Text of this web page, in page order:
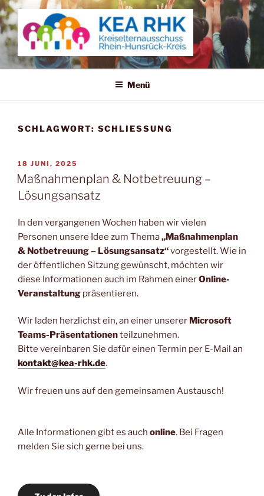
Zum
Inhalt
springen
KREISELTERNAUSSCHUSS
RHEIN-HUNSRÜCK-KREIS
Menü
SCHLAGWORT: SCHLIESSUNG
VERÖFFENTLICHT
AM
18 JUNI, 2025
Maßnahmenplan & Notbetreuung –
Lösungsansatz
In den vergangenen Wochen haben wir vielen
Personen unsere Idee zum Thema„Maßnahmenplan
& Notbetreuung – Lösungsansatz“vorgestellt. Wie in
der öffentlichen Sitzung gewünscht, möchten wir
diese Informationen auch im Rahmen einerOnline-
Veranstaltung präsentieren.
Wir laden herzlichst ein, an einer unserer Microsoft
Teams-Präsentationenteilzunehmen.
Bitte vereinbaren Sie dafür einen Termin per E-Mail an
kontakt@kea-rhk.de.
Wir freuen uns auf den gemeinsamen Austausch!
Alle Informationen gibt es auch online. Bei Fragen
melden Sie sich gerne bei uns.